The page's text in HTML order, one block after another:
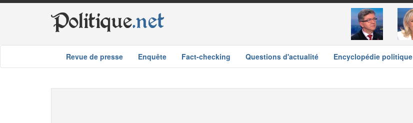
Politique.net
Revue de presse Enquête Fact-checking Questions d'actualité Encyclopédie politique